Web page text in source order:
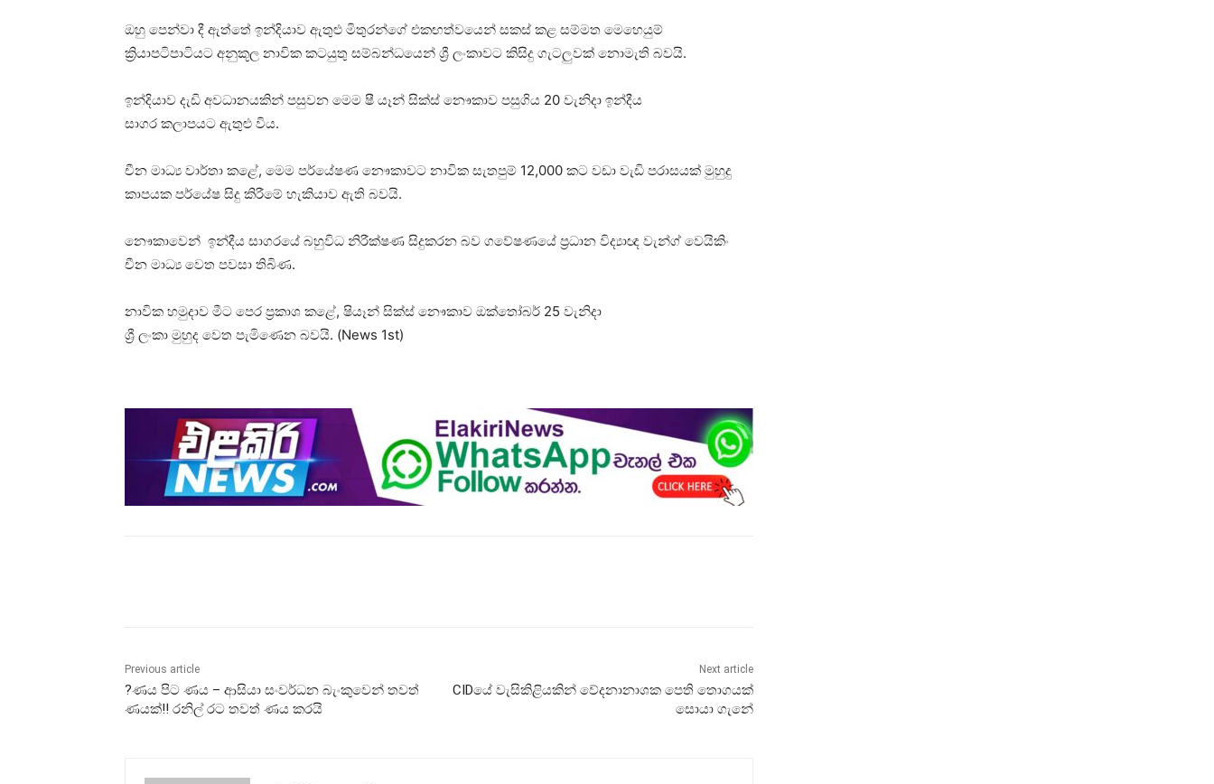
ඔහු පෙන්වා දී ඇත්තේ ඉන්දියාව ඇතුළු මිතුරන්ගේ එකඟත්වයෙන් සකස් කළ සම්මත මෙහෙයුම්
ක්‍රියාපටිපාටියට අනුකූල නාවික කටයුතු සම්බන්ධයෙන් ශ්‍රී ලංකාවට කිසිදු ගැටලුවක් නොමැති බවයි.
ඉන්දියාව දැඩි අවධානයකින් පසුවන මෙම ෂී යෑන් සික්ස් නෞකාව පසුගිය 20 වැනිදා ඉන්දීය
සාගර කලාපයට ඇතුළු විය.
චීන මාධ්‍ය වාර්තා කළේ, මෙම පර්යේෂණ නෞකාවට නාවික සැතපුම් 12,000 කට වඩා වැඩි පරාසයක් මුහුදු
කාපයක පර්යේෂ සිදු කිරීමේ හැකියාව ඇති බවයි.
නෞකාවෙන් ඉන්දීය සාගරයේ බහුවිධ නිරීක්ෂණ සිදුකරන බව ගවේෂණයේ ප්‍රධාන විද්‍යාඥ වැන්ග් වෙයිකිං
චීන මාධ්‍ය වෙත පවසා තිබිණ.
නාවික හමුදාව මීට පෙර ප්‍රකාශ කළේ, ෂියෑන් සික්ස් නෞකාව ඔක්තෝබර් 25 වැනිදා
ශ්‍රී ලංකා මුහුද වෙත පැමිණෙන බවයි. (News 1st)
Previous article
?ණය පිට ණය – ආසියා සංවර්ධන බැංකුවෙන් තවත්
ණයක්!! රනිල් රට තවත් ණය කරයි
Next article
CIDයේ වැසිකිළියකින් වේදනානාශක පෙති තොගයක්
සොයා ගැනේ